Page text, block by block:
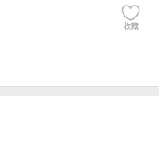
收藏